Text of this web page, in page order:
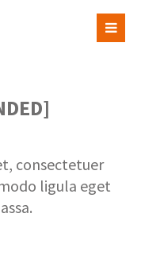
consectetuer
ligula eget